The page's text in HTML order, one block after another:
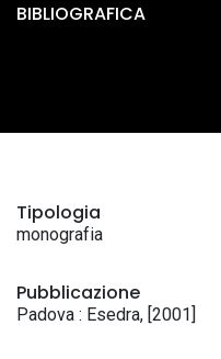
BIBLIOGRAFICA
Tipologia
monografia
Pubblicazione
Padova : Esedra, [2001]